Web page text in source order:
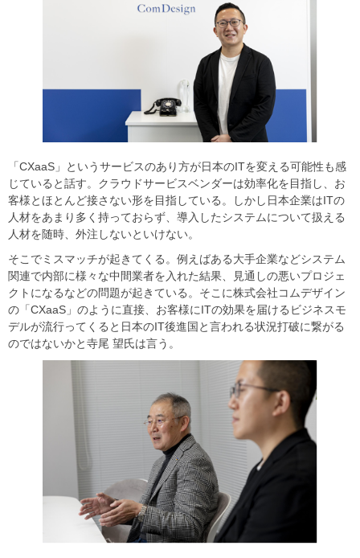
「CXaaS」というサービスのあり方が日本のITを変える可能性も感
じていると話す。クラウドサービスベンダーは効率化を目指し、お
客様とほとんど接さない形を目指している。しかし日本企業はITの
人材をあまり多く持っておらず、導入したシステムについて扱える
人材を随時、外注しないといけない。
そこでミスマッチが起きてくる。例えばある大手企業などシステム
関連で内部に様々な中間業者を入れた結果、見通しの悪いプロジェ
クトになるなどの問題が起きている。そこに株式会社コムデザイン
の「CXaaS」のように直接、お客様にITの効果を届けるビジネスモ
デルが流行ってくると日本のIT後進国と言われる状況打破に繋がる
のではないかと寺尾 望氏は言う。